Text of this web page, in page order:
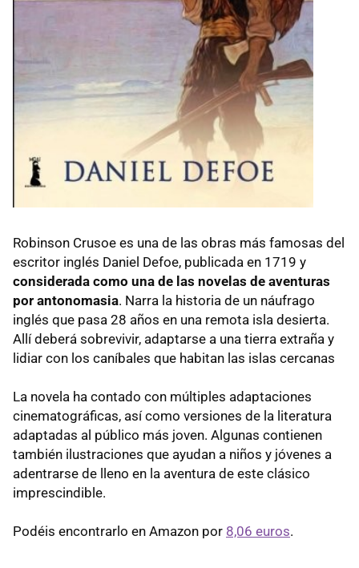
Robinson Crusoe es una de las obras más famosas del
escritor inglés Daniel Defoe, publicada en 1719 y
considerada como una de las novelas de aventuras
por antonomasia. Narra la historia de un náufrago
inglés que pasa 28 años en una remota isla desierta.
Allí deberá sobrevivir, adaptarse a una tierra extraña y
lidiar con los caníbales que habitan las islas cercanas
La novela ha contado con múltiples adaptaciones
cinematográficas, así como versiones de la literatura
adaptadas al público más joven. Algunas contienen
también ilustraciones que ayudan a niños y jóvenes a
adentrarse de lleno en la aventura de este clásico
imprescindible.
Podéis encontrarlo en Amazon por 8,06 euros.